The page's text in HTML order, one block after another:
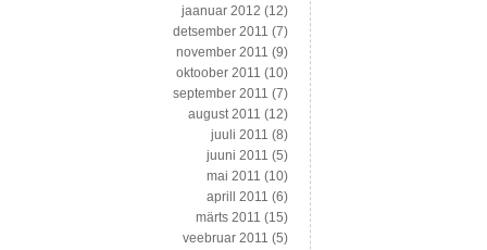
jaanuar 2012 (12)
detsember 2011 (7)
november 2011 (9)
oktoober 2011 (10)
september 2011 (7)
august 2011 (12)
juuli 2011 (8)
juuni 2011 (5)
mai 2011 (10)
aprill 2011 (6)
märts 2011 (15)
veebruar 2011 (5)